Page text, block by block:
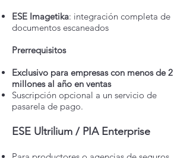
ESE Imagetika: integración completa de
documentos escaneados
Prerrequisitos
Exclusivo para empresas con menos de 2
millones al año en ventas
Suscripción opcional a un servicio de
pasarela de pago.
ESE Ultrilium / PIA Enterprise